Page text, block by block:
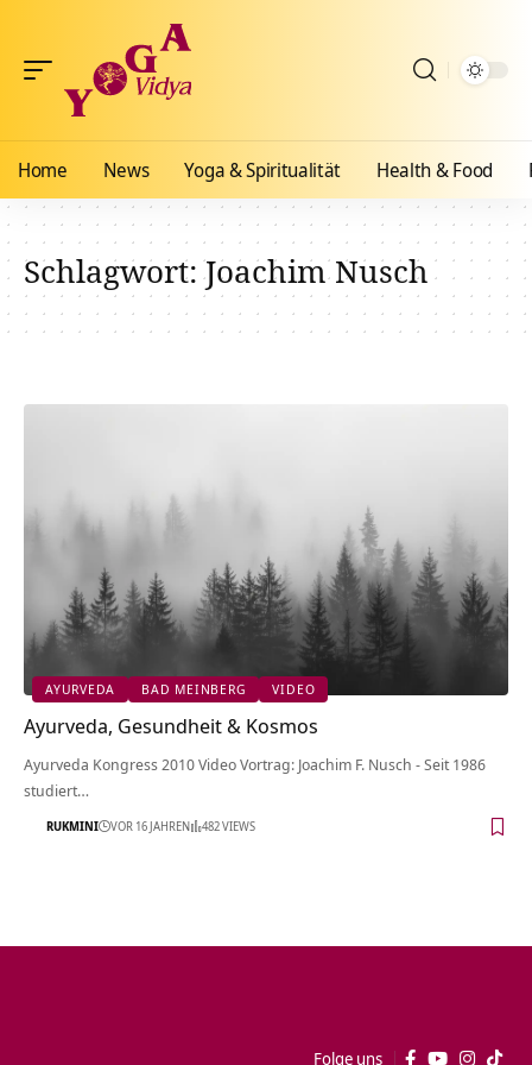
Home News Yoga & Spiritualität Health & Food
Schlagwort:Joachim Nusch
AYURVEDA BAD MEINBERG VIDEO
Ayurveda, Gesundheit & Kosmos
Ayurveda Kongress 2010 Video Vortrag: Joachim F. Nusch - Seit 1986
studiert…
RUKMINI VOR 16 JAHREN 482 VIEWS
Folge uns